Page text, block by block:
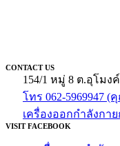
CONTACT US
154/1 หมู่ 8 ต.อุโมง
โทร 062-5969947 (
เครื่องออกกำลังกา
VISIT FACEBOOK